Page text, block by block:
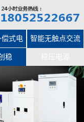
式电
器
智能无触点交流
稳